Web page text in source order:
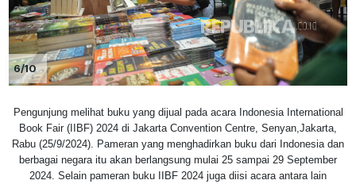
6/10
Pengunjung melihat buku yang dijual pada acara Indonesia International
Book Fair (IIBF) 2024 di Jakarta Convention Centre, Senyan,Jakarta,
Rabu (25/9/2024). Pameran yang menghadirkan buku dari Indonesia dan
berbagai negara itu akan berlangsung mulai 25 sampai 29 September
2024. Selain pameran buku IIBF 2024 juga diisi acara antara lain